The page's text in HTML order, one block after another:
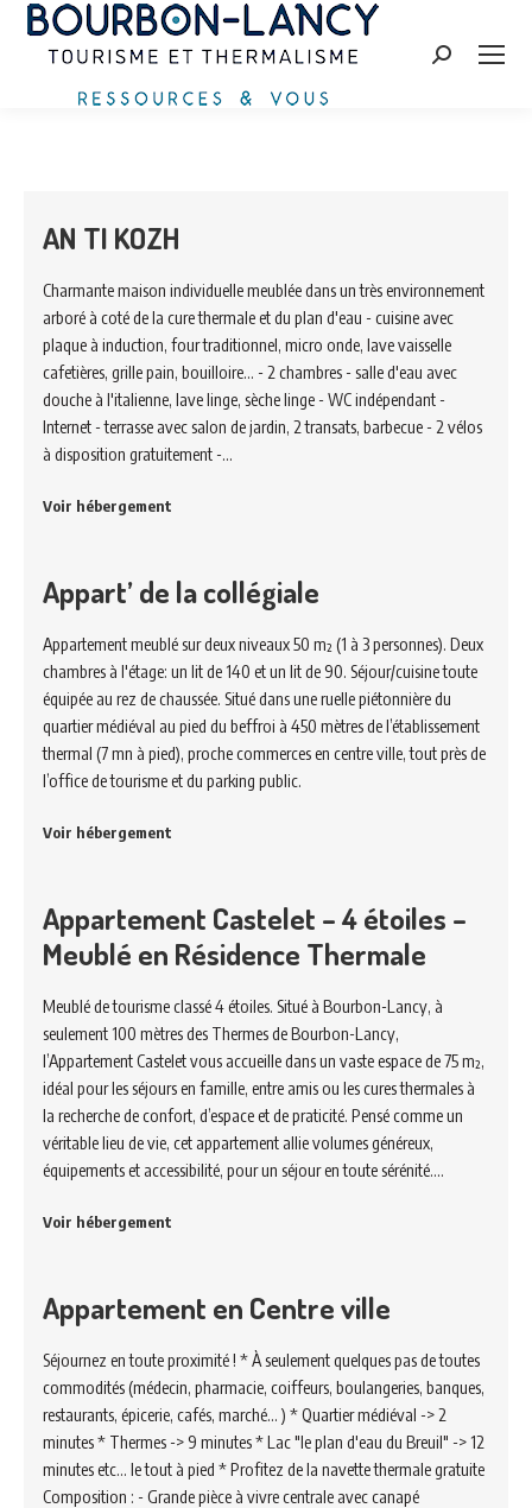
Zoeken:
AN TI KOZH
Charmante maison individuelle meublée dans un très environnement
arboré à coté de la cure thermale et du plan d'eau - cuisine avec
plaque à induction, four traditionnel, micro onde, lave vaisselle
cafetières, grille pain, bouilloire... - 2 chambres - salle d'eau avec
douche à l'italienne, lave linge, sèche linge - WC indépendant -
Internet - terrasse avec salon de jardin, 2 transats, barbecue - 2 vélos
à disposition gratuitement -…
Voir hébergement
Appart’ de la collégiale
Appartement meublé sur deux niveaux 50 m² (1 à 3 personnes). Deux
chambres à l'étage: un lit de 140 et un lit de 90. Séjour/cuisine toute
équipée au rez de chaussée. Situé dans une ruelle piétonnière du
quartier médiéval au pied du beffroi à 450 mètres de l’établissement
thermal (7 mn à pied), proche commerces en centre ville, tout près de
l’office de tourisme et du parking public.
Voir hébergement
Appartement Castelet – 4 étoiles –
Meublé en Résidence Thermale
Meublé de tourisme classé 4 étoiles. Situé à Bourbon-Lancy, à
seulement 100 mètres des Thermes de Bourbon-Lancy,
l’Appartement Castelet vous accueille dans un vaste espace de 75 m²,
idéal pour les séjours en famille, entre amis ou les cures thermales à
la recherche de confort, d’espace et de praticité. Pensé comme un
véritable lieu de vie, cet appartement allie volumes généreux,
équipements et accessibilité, pour un séjour en toute sérénité.…
Voir hébergement
Appartement en Centre ville
Séjournez en toute proximité ! * À seulement quelques pas de toutes
commodités (médecin, pharmacie, coiffeurs, boulangeries, banques,
restaurants, épicerie, cafés, marché... ) * Quartier médiéval -> 2
minutes * Thermes -> 9 minutes * Lac "le plan d'eau du Breuil" -> 12
minutes etc... le tout à pied * Profitez de la navette thermale gratuite
Composition : - Grande pièce à vivre centrale avec canapé